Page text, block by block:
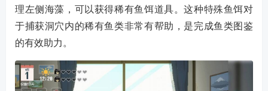
理左侧海藻，可以获得稀有鱼饵道具。这种特殊鱼饵对
于捕获洞穴内的稀有鱼类非常有帮助，是完成鱼类图鉴
的有效助力。